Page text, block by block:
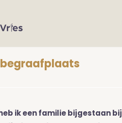
begraafplaats
ik een familie bijgestaan